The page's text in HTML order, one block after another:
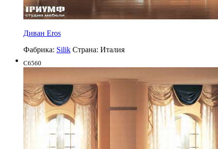
Диван Eros
Фабрика: Silik Страна: Италия
C6560